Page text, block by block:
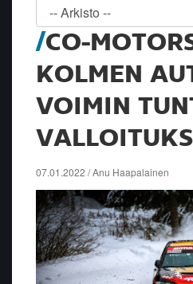
CO-
KOLMEN
VOIMIN
07.01.2022 / Anu Haapalainen